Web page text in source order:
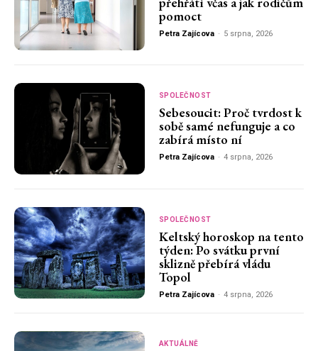
pomoct
Petra Zajícova - 5 srpna, 2026
SPOLEČNOST
Sebesoucit: Proč tvrdost k
sobě samé nefunguje a co
zabírá místo ní
Petra Zajícova - 4 srpna, 2026
SPOLEČNOST
Keltský horoskop na tento
týden: Po svátku první
sklizně přebírá vládu
Topol
Petra Zajícova - 4 srpna, 2026
AKTUÁLNĚ